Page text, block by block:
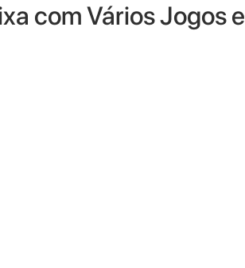
com Vários Jogos e